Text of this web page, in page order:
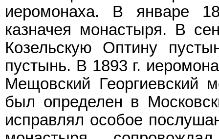
иеромонаха. В январе
казначея монастыря. В
Козельскую Оптину
пустынь. В 1893 г.
Мещовский Георгиевский
был определен в
исправлял особое